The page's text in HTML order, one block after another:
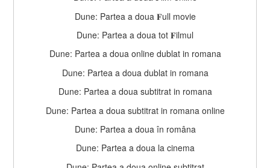
Dune: Partea a doua 𝐅ull movie
Dune: Partea a doua tot 𝐅ilmul
Dune: Partea a doua online dublat in romana
Dune: Partea a doua dublat in romana
Dune: Partea a doua subtitrat in romana
Dune: Partea a doua subtitrat in romana online
Dune: Partea a doua în româna
Dune: Partea a doua la cinema